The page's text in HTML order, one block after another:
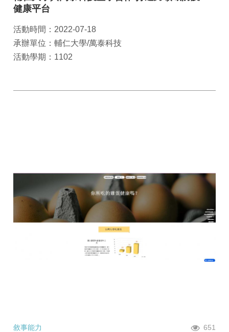
健康平台
活動時間：2022-07-18
承辦單位：輔仁大學/萬泰科技
活動學期：1102
敘事能力 651